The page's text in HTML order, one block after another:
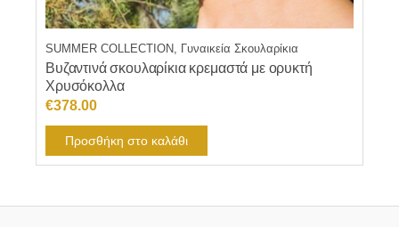
SUMMER COLLECTION, Γυναικεία Σκουλαρίκια
Βυζαντινά σκουλαρίκια κρεμαστά με ορυκτή
Χρυσόκολλα
€378.00
Προσθήκη στο καλάθι